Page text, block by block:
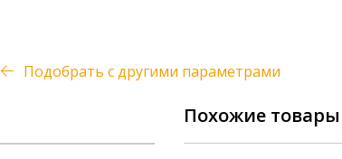
Подобрать с другими параметрами
Похожие товары